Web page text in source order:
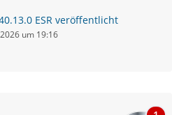
ESR veröffentlicht
um 19:16